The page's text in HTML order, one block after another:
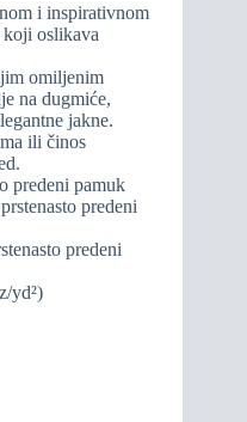
i inspirativnom
oslikava
omiljenim
na dugmiće,
jakne.
ili činos
predeni pamuk
predeni
predeni
yd²)